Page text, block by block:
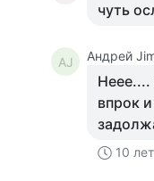
чуть
АJ Андрей
впрок
10 лет